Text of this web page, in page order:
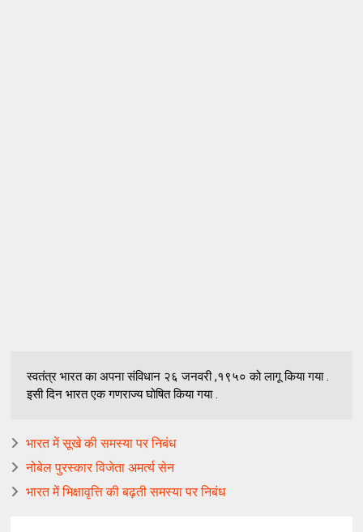
स्वतंत्र भारत का अपना संविधान २६ जनवरी ,१९५० को लागू किया गया .
इसी दिन भारत एक गणराज्य घोषित किया गया .
भारत में सूखे की समस्या पर निबंध
नोबेल पुरस्कार विजेता अमर्त्य सेन
भारत में भिक्षावृत्ति की बढ़ती समस्या पर निबंध